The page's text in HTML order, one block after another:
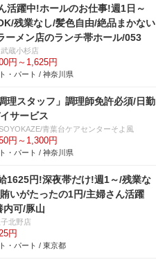
活躍中!ホールのお仕事!週1日～
残業なし/髪色自由/絶品まかない
ーメン店のランチ帯ホール/053
蔵小杉店
円～1,625円
・パート / 神奈川県
理スタッフ」調理師免許必須/日勤
サービス
青葉台ケアセンターそよ風
円～1,300円
・パート / 神奈川県
1625円!深夜帯だけ!週1～/残業な
いがたったの1円/主婦さん活躍
内可/豚山
北野店
円
・パート / 東京都